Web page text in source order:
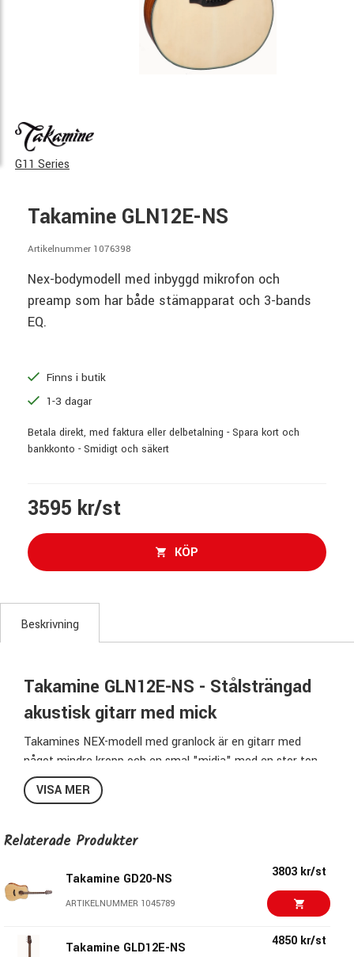
G11 Series
Takamine GLN12E-NS
Artikelnummer 1076398
Nex-bodymodell med inbyggd mikrofon och
preamp som har både stämapparat och 3-bands
EQ.
Finns i butik
1-3 dagar
Betala direkt, med faktura eller delbetalning - Spara kort och
bankkonto - Smidigt och säkert
3595 kr/st
KÖP
Beskrivning
Takamine GLN12E-NS - Stålsträngad
akustisk gitarr med mick
Takamines NEX-modell med granlock är en gitarr med
något mindre kropp och en smal "midja" med en stor ton
över hela registret.
Global Line har en något kortare mensur för att göra den
Finish:Natural Satin Finish
Stålsträngad akustisk gitarr
Bakstycke:Mahogny
VISA MER
Relaterade Produkter
Takamine GD20-NS
ARTIKELNUMMER 1045789
3803 kr/st
Takamine GLD12E-NS 4850 kr/st